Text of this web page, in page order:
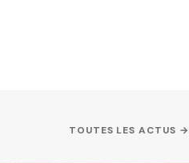
TOUTES LES ACTUS →